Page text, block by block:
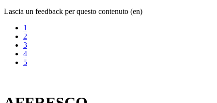
Lascia un feedback per questo contenuto (en)
1
2
3
4
5